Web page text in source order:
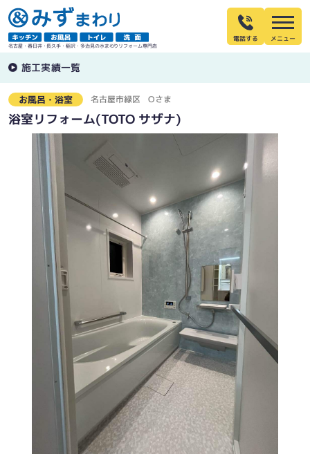
名古屋・春日井・長久手・稲沢・多治見の水まわりリフォーム専門店
電話する
施工実績一覧
お風呂・浴室 名古屋市緑区 Oさま
浴室リフォーム(TOTO サザナ)